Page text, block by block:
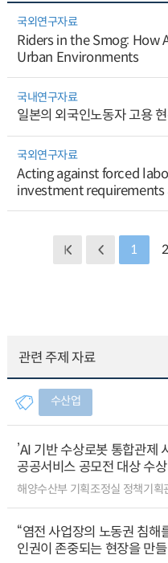
국외연구자료
Riders in the Smog: How
Urban Environments
국내연구자료
일본의 외국인노동자 고용
국외연구자료
Acting against forced
investment
1 2
관련 주제 자료
수산업
’AI 기반 수상로봇 통합관제
공공서비스 공모전 대상 수상
해양수산부 기획조정실 정책기획
“염전 사업장의 노동권 침해
인권이 존중되는 현장을 만